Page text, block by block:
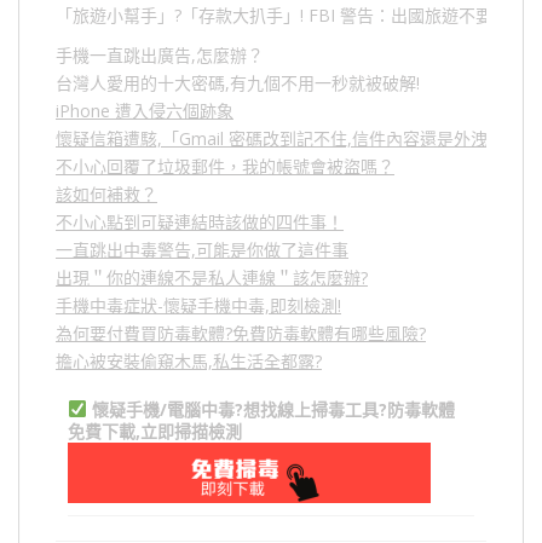
「旅遊小幫手」 ? 「存款大扒手」 ! FBI 警告：出國旅遊不要做的
手機一直跳出廣告,怎麼辦？
台灣人愛用的十大密碼,有九個不用一秒就被破解!
iPhone 遭入侵六個跡象
懷疑信箱遭駭,「Gmail 密碼改到記不住,信件內容還是外洩？」,
不小心回覆了垃圾郵件，我的帳號會被盜嗎？
該如何補救？
不小心點到可疑連結時該做的四件事！
一直跳出中毒警告,可能是你做了這件事
出現＂你的連線不是私人連線＂該怎麼辦?
手機中毒症狀-懷疑手機中毒,即刻檢測!
為何要付費買防毒軟體?免費防毒軟體有哪些風險?
擔心被安裝偷窺木馬,私生活全都露?
懷疑手機/電腦中毒?想找線上掃毒工具?防毒軟體
免費下載,立即掃描檢測